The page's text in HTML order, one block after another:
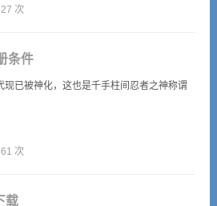
野。
次
条件
已被神化，这也是千手柱间忍者之神称谓
次
载